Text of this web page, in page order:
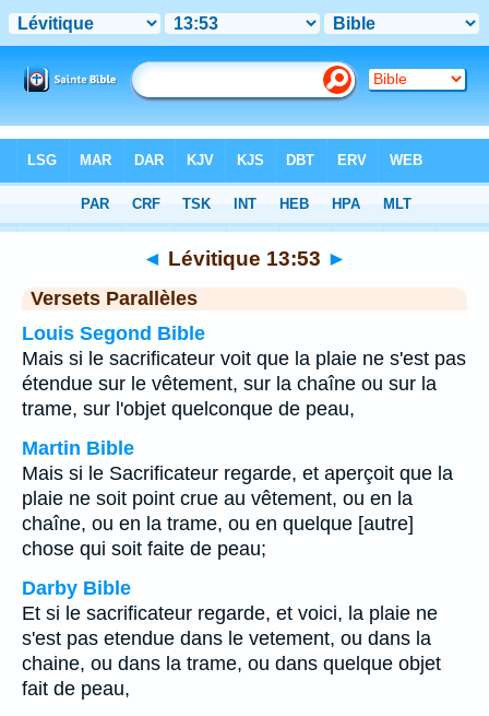
Chapitre 13 > Verset 53
◄ Lévitique 13:53 ►
Versets Parallèles
Louis Segond Bible
Mais si le sacrificateur voit que la plaie ne s'est pas
étendue sur le vêtement, sur la chaîne ou sur la
trame, sur l'objet quelconque de peau,
Martin Bible
Mais si le Sacrificateur regarde, et aperçoit que la
plaie ne soit point crue au vêtement, ou en la
chaîne, ou en la trame, ou en quelque [autre]
chose qui soit faite de peau;
Darby Bible
Et si le sacrificateur regarde, et voici, la plaie ne
s'est pas etendue dans le vetement, ou dans la
chaine, ou dans la trame, ou dans quelque objet
fait de peau,